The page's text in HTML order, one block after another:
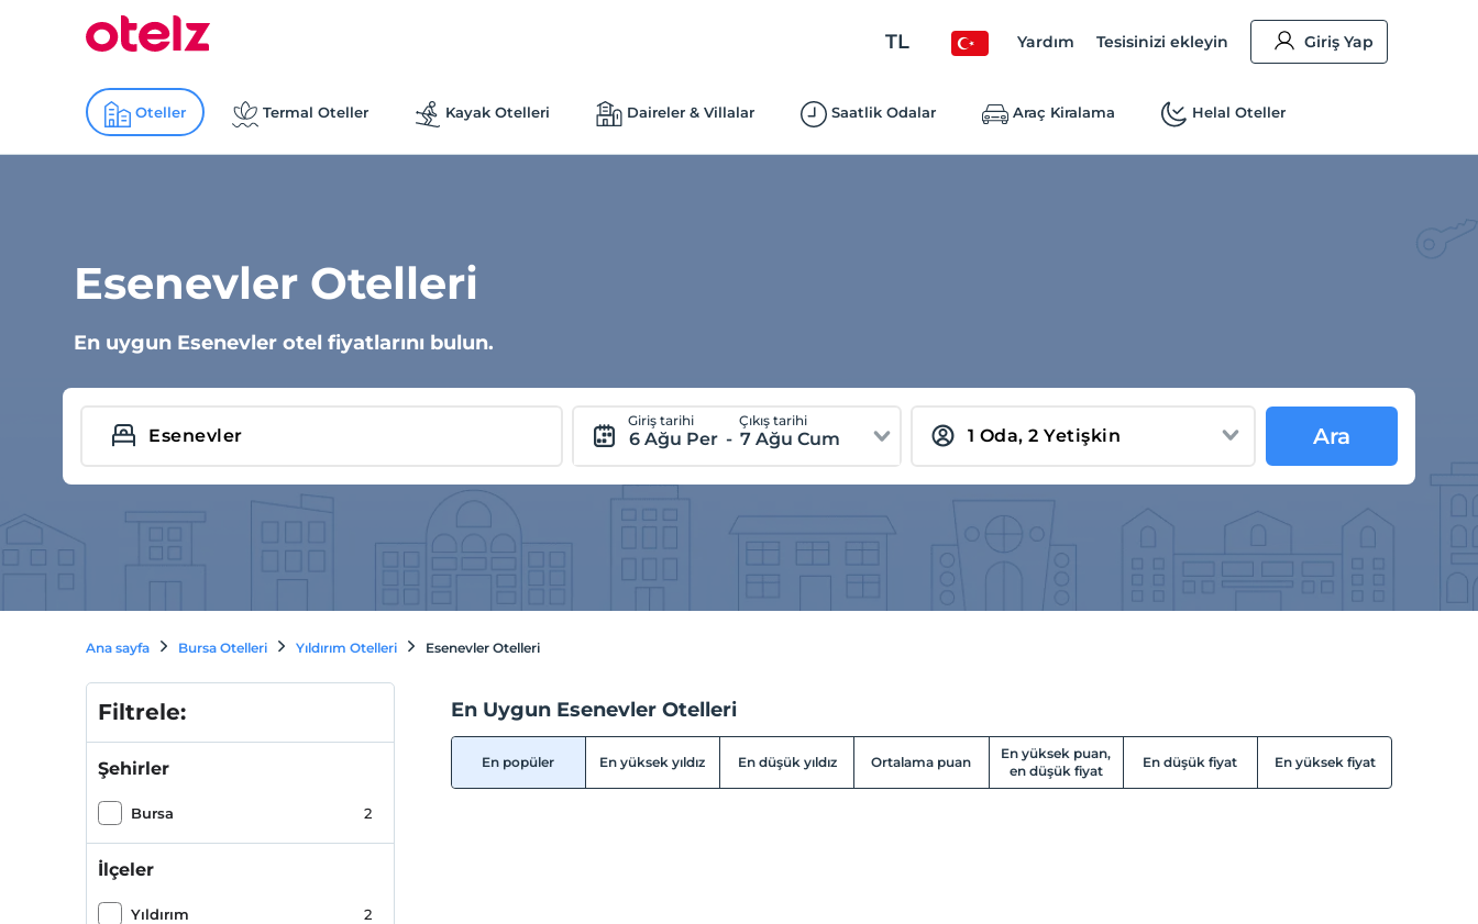
TL Yardım Tesisinizi ekleyin Giriş Yap
Oteller Termal Oteller Kayak Otelleri Daireler & Villalar Saatlik Odalar Araç Kiralama Helal Oteller
Esenevler Otelleri
En uygun Esenevler otel fiyatlarını bulun.
Giriş tarihi
6 Ağu Per -
Çıkış tarihi
7 Ağu Cum Ara
Ana sayfa Bursa Otelleri Yıldırım Otelleri Esenevler Otelleri
Filtrele:
Şehirler
Bursa 2
İlçeler
Yıldırım 2
En Uygun Esenevler Otelleri
En popüler En yüksek yıldız En düşük yıldız Ortalama puan
En yüksek puan,
en düşük fiyat
En düşük fiyat En yüksek fiyat